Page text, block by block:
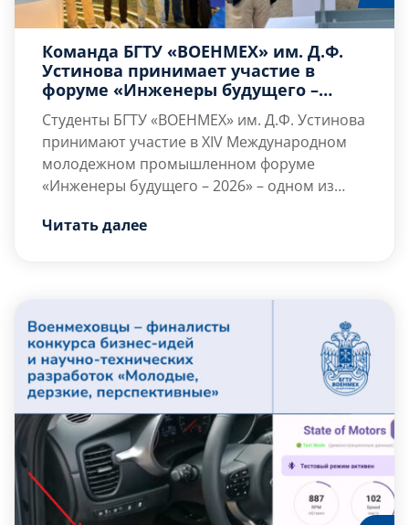
Команда БГТУ «ВОЕНМЕХ» им. Д.Ф.
Устинова принимает участие в
форуме «Инженеры будущего –
2026»
Студенты БГТУ «ВОЕНМЕХ» им. Д.Ф. Устинова
принимают участие вXIV Международном
молодежном промышленном форуме
«Инженеры будущего – 2026»– одном из
объединяющем молодых инженеров,
Форум проходит с 23 июня по 3 июля в
Тульской области и становится площадкой
для обмена опытом, профессионального
развития и реализации […]
Читать далее